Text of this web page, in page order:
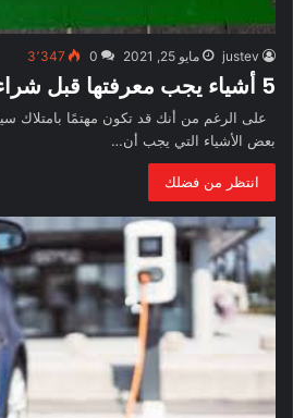
justev مايو 25, 2021 0 3٬347
5 أشياء يجب معرفتها قبل شراء سيارة كهربائية
على الرغم من أنك قد تكون مهتمًا بامتلاك
بعض الأشياء التي يجب أن…
انتظر من فضلك